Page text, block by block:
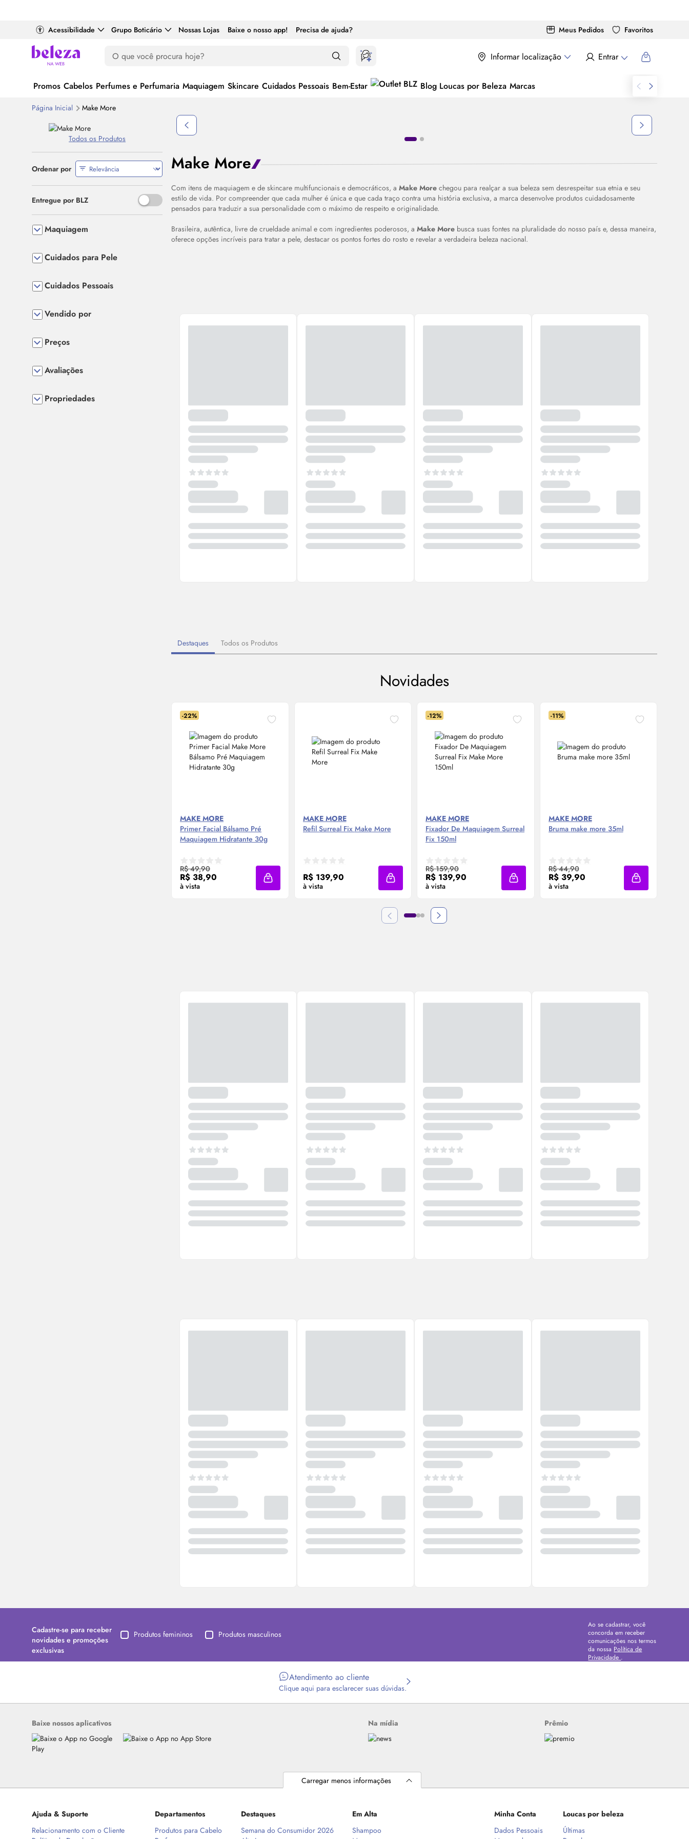
Acessibilidade Grupo Boticário Nossas Lojas Baixe o nosso app! Precisa de ajuda? Meus Pedidos Favoritos
Informar localização Entrar
Promos Cabelos Perfumes e Perfumaria Maquiagem Skincare Cuidados Pessoais Bem-Estar Blog Loucas por Beleza Marcas
Página Inicial Make More
Destaque
Make More
Com itens de maquiagem e deskincare multifuncionais e democráticos, aMake More chegou para realçar a sua beleza sem desrespeitar sua etnia e seu
estilo de vida. Por compreender que cada mulher é única e que cada traço contra uma história exclusiva, a marca desenvolve produtos cuidadosamente
pensados para traduzir a sua personalidade com o máximo de respeito e originalidade.
Brasileira, autêntica, livre de crueldade animal e com ingredientes poderosos, aMake More busca suas fontes na pluralidade do nosso país e, dessa maneira,
oferece opções incríveis para tratar a pele, destacar os pontos fortes do rosto e revelar a verdadeira beleza nacional.
Destaques Todos os Produtos
Novidades
-22%
MAKE MORE
Primer Facial Bálsamo Pré
Maquiagem Hidratante 30g
R$ 49,90
R$ 38,90
à vista
Compre Agora ❯
Adicionar à sacola
MAKE MORE
Refil Surreal Fix Make More
R$ 139,90
à vista
Compre Agora ❯
Adicionar à sacola
-12%
MAKE MORE
Fixador De Maquiagem Surreal
Fix 150ml
R$ 159,90
R$ 139,90
à vista
Compre Agora ❯
Adicionar à sacola
-11%
MAKE MORE
Bruma make more 35ml
R$ 44,90
R$ 39,90
à vista
Compre Agora ❯
Adicionar à
Todos os Produtos
Ordenar por
Entregue por BLZ Use o espaço ou Enter para alternar entre ativado e desativado
Maquiagem
Cuidados para Pele
Cuidados Pessoais
Vendido por
Preços
Avaliações
Propriedades
Cadastre-se para receber
novidades e promoções
exclusivas
Produtos femininos Produtos masculinos
Ao se cadastrar, você
concorda em receber
comunicações nos termos
da nossa Política de
Privacidade .
Atendimento ao cliente
Clique aqui para esclarecer suas dúvidas.
Baixe nossos aplicativos Na mídia Prêmio
Carregar menos informações
Ajuda & Suporte
Relacionamento com o Cliente
Departamentos
Produtos para Cabelo
Destaques
Semana do Consumidor 2026
Em Alta
Shampoo
Minha Conta
Dados Pessoais
Loucas por beleza
Últimas